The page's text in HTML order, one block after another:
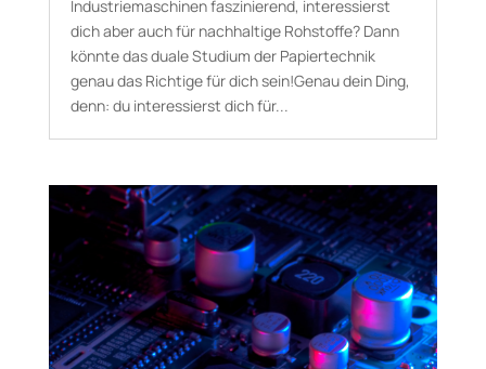
Industriemaschinen faszinierend, interessierst
dich aber auch für nachhaltige Rohstoffe? Dann
könnte das duale Studium der Papiertechnik
genau das Richtige für dich sein!Genau dein Ding,
denn: du interessierst dich für...